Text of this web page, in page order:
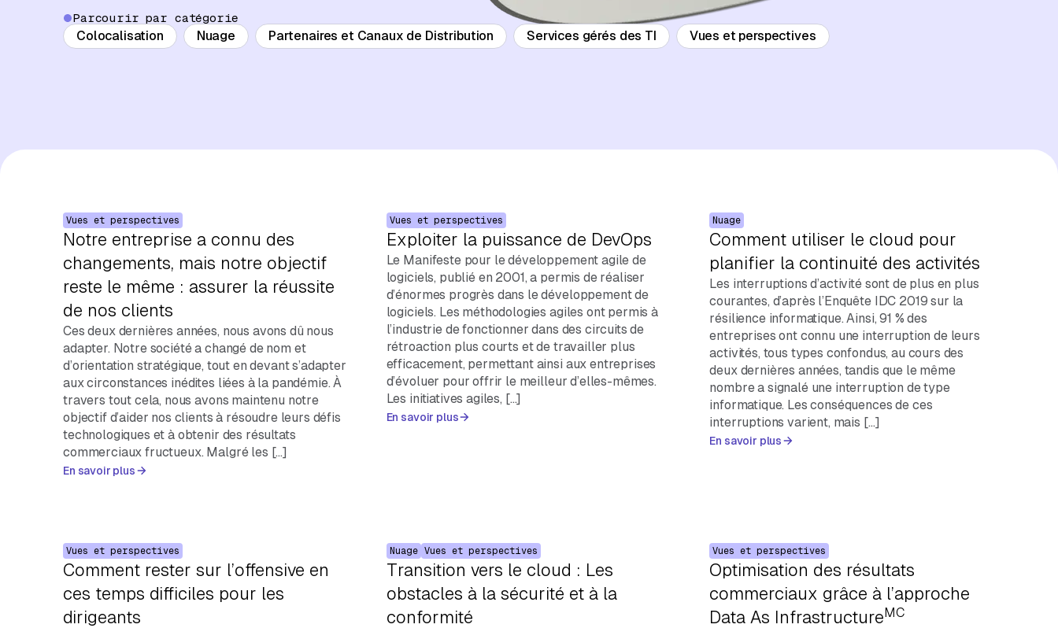
Parcourir par catégorie
Colocalisation Nuage Partenaires et Canaux de Distribution Services gérés des TI Vues et perspectives
Vues et perspectives
Notre entreprise a connu des
changements, mais notre objectif
reste le même : assurer la réussite
de nos clients
Ces deux dernières années, nous avons dû nous
adapter. Notre société a changé de nom et
d’orientation stratégique, tout en devant s’adapter
aux circonstances inédites liées à la pandémie. À
travers tout cela, nous avons maintenu notre
objectif d’aider nos clients à résoudre leurs défis
technologiques et à obtenir des résultats
commerciaux fructueux. Malgré les […]
En savoir plus
Vues et perspectives
Exploiter la puissance de DevOps
Le Manifeste pour le développement agile de
logiciels, publié en 2001, a permis de réaliser
d’énormes progrès dans le développement de
logiciels. Les méthodologies agiles ont permis à
l’industrie de fonctionner dans des circuits de
rétroaction plus courts et de travailler plus
efficacement, permettant ainsi aux entreprises
d’évoluer pour offrir le meilleur d’elles-mêmes.
Les initiatives agiles, […]
En savoir plus
Nuage
Comment utiliser le cloud pour
planifier la continuité des activités
Les interruptions d’activité sont de plus en plus
courantes, d’après l’Enquête IDC 2019 sur la
résilience informatique. Ainsi, 91 % des
entreprises ont connu une interruption de leurs
activités, tous types confondus, au cours des
deux dernières années, tandis que le même
nombre a signalé une interruption de type
informatique. Les conséquences de ces
interruptions varient, mais […]
En savoir plus
Vues et perspectives
Comment rester sur l’offensive en
ces temps difficiles pour les
dirigeants
Nuage Vues et perspectives
Transition vers le cloud : Les
obstacles à la sécurité et à la
conformité
Vues et perspectives
Optimisation des résultats
commerciaux grâce à l’approche
Data As InfrastructureMC